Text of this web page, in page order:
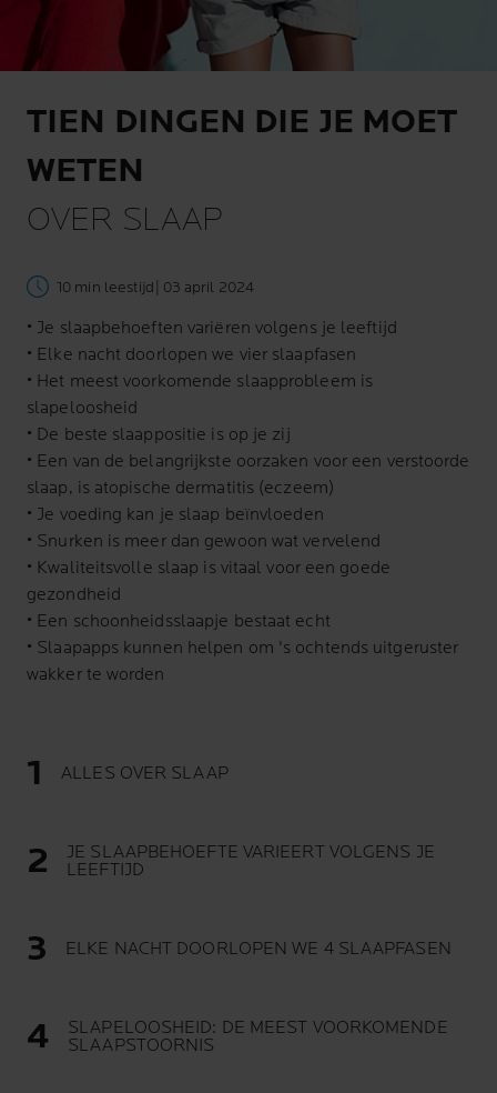
TIEN DINGEN DIE JE MOET
WETEN
OVER SLAAP
10 min leestijd | 03 april 2024
• Je slaapbehoeften variëren volgens je leeftijd
• Elke nacht doorlopen we vier slaapfasen
• Het meest voorkomende slaapprobleem is
slapeloosheid
• De beste slaappositie is op je zij
• Een van de belangrijkste oorzaken voor een verstoorde
slaap, is atopische dermatitis (eczeem)
• Je voeding kan je slaap beïnvloeden
• Snurken is meer dan gewoon wat vervelend
• Kwaliteitsvolle slaap is vitaal voor een goede
gezondheid
• Een schoonheidsslaapje bestaat echt
• Slaapapps kunnen helpen om 's ochtends uitgeruster
wakker te worden
ALLES OVER SLAAP
JE SLAAPBEHOEFTE VARIEERT VOLGENS JE
LEEFTIJD
ELKE NACHT DOORLOPEN WE 4 SLAAPFASEN
SLAPELOOSHEID: DE MEEST VOORKOMENDE
SLAAPSTOORNIS